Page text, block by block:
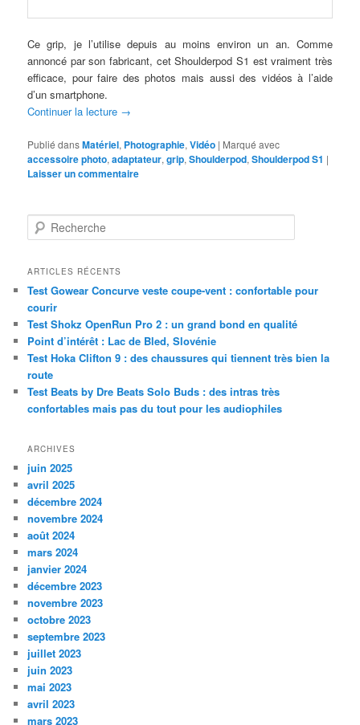
Ce grip, je l’utilise depuis au moins environ un an. Comme
annoncé par son fabricant, cet Shoulderpod S1 est vraiment très
efficace, pour faire des photos mais aussi des vidéos à l’aide
d’un smartphone.
Continuer la lecture →
Publié dansMatériel, Photographie,Vidéo | Marqué avec
accessoire photo,adaptateur,grip,Shoulderpod,Shoulderpod S1 |
Laisser un commentaire
e
h
r
c
h
e
ARTICLES RÉCENTS
Test Gowear Concurve veste coupe-vent : confortable pour
courir
Test Shokz OpenRun Pro 2 : un grand bond en qualité
Point d’intérêt : Lac de Bled, Slovénie
Test Hoka Clifton 9 : des chaussures qui tiennent très bien la
route
Test Beats by Dre Beats Solo Buds : des intras très
confortables mais pas du tout pour les audiophiles
ARCHIVES
juin 2025
avril 2025
décembre 2024
novembre 2024
août 2024
mars 2024
janvier 2024
décembre 2023
novembre 2023
octobre 2023
septembre 2023
juillet 2023
juin 2023
mai 2023
avril 2023
mars 2023